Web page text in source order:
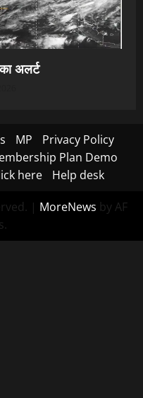
अलर्ट
MP
Privacy Policy
Plan Demo
here Help desk
| MoreNews by AF